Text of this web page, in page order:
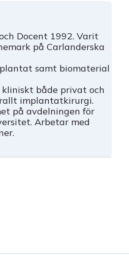
Docent 1992. Varit
på Carlanderska
samt biomaterial
både privat och
implantatkirurgi.
på avdelningen för
Arbetar med